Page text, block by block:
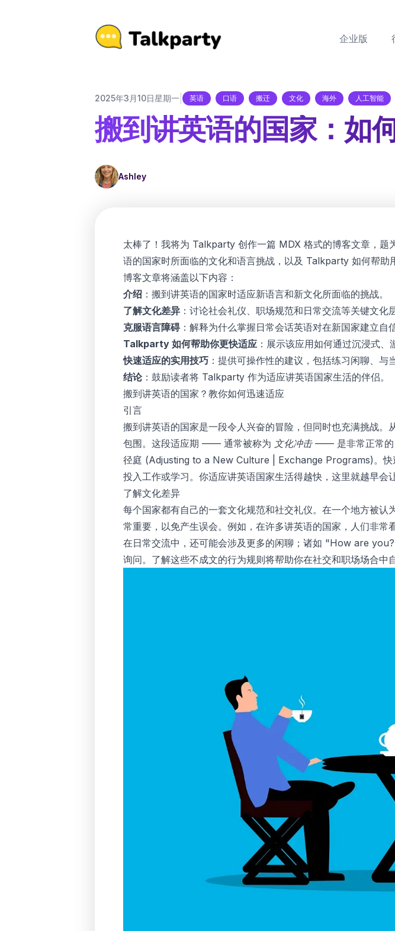
企业版
2025年3月10日星期一 英语 口语 搬迁 文化 海外 人工智能
搬到讲英语的国家：如
Ashley
太棒了！我将为 Talkparty 创作一篇 MDX 格式的博客文章，题
语的国家时所面临的文化和语言挑战，以及 Talkparty 如何帮助
博客文章将涵盖以下内容：
介绍 ：搬到讲英语的国家时适应新语言和新文化所面临的挑战。
了解文化差异 ：讨论社会礼仪、职场规范和日常交流等关键文化
克服语言障碍：解释为什么掌握日常会话英语对在新国家建立自
Talkparty 如何帮助你更快适应 ：展示该应用如何通过沉浸式、
快速适应的实用技巧 ：提供可操作性的建议，包括练习闲聊、与
结论：鼓励读者将 Talkparty 作为适应讲英语国家生活的伴侣。
搬到讲英语的国家？教你如何迅速适应
引言
搬到讲英语的国家是一段令人兴奋的冒险，但同时也充满挑战
包围。这段适应期 —— 通常被称为 文化冲击—— 是非常正常的
径庭 (Adjusting to a New Culture | Exchange Programs)。
投入工作或学习。你适应讲英语国家生活得越快，这里就越早会
了解文化差异
每个国家都有自己的一套文化规范和社交礼仪。在一个地方被
常重要，以免产生误会。例如，在许多讲英语的国家，人们非
在日常交流中，还可能会涉及更多的闲聊；诸如 "How are
询问。了解这些不成文的行为规则将帮助你在社交和职场场合中